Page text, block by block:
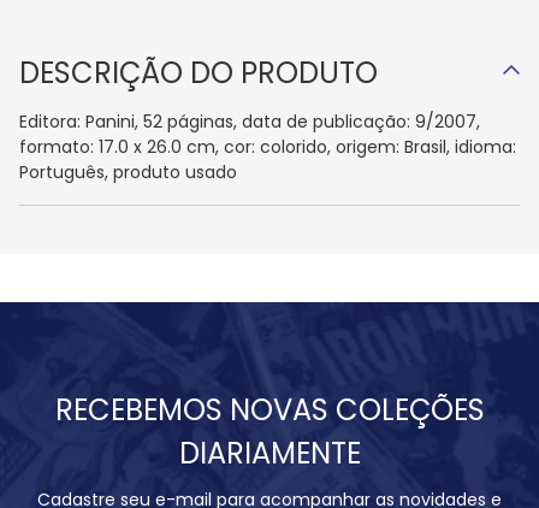
DESCRIÇÃO DO PRODUTO
Editora: Panini, 52 páginas, data de publicação: 9/2007,
formato: 17.0 x 26.0 cm, cor: colorido, origem: Brasil, idioma:
Português, produto usado
RECEBEMOS NOVAS COLEÇÕES
DIARIAMENTE
Cadastre seu e-mail para acompanhar as novidades e